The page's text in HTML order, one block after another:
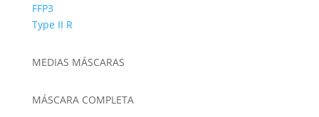
FFP3
Type II R
MEDIAS MÁSCARAS
MÁSCARA COMPLETA